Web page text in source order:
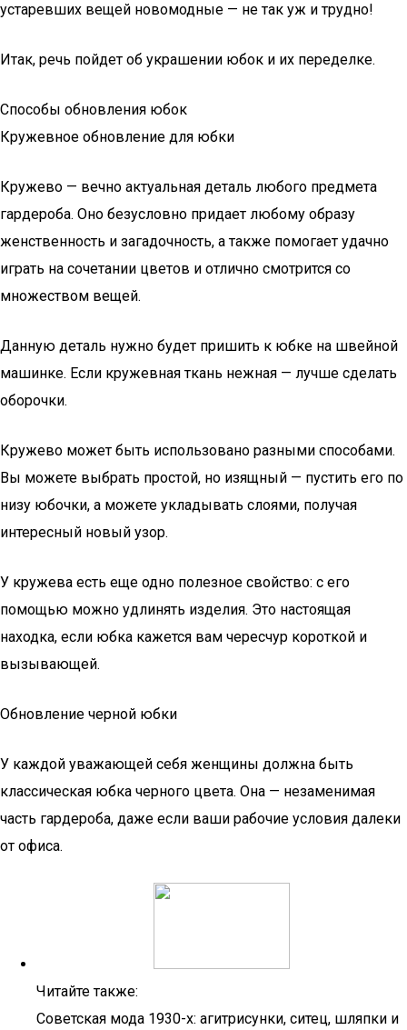
устаревших вещей новомодные — не так уж и трудно!
Итак, речь пойдет об украшении юбок и их переделке.
Способы обновления юбок
Кружевное обновление для юбки
Кружево — вечно актуальная деталь любого предмета
гардероба. Оно безусловно придает любому образу
женственность и загадочность, а также помогает удачно
играть на сочетании цветов и отлично смотрится со
множеством вещей.
Данную деталь нужно будет пришить к юбке на швейной
машинке. Если кружевная ткань нежная — лучше сделать
оборочки.
Кружево может быть использовано разными способами.
Вы можете выбрать простой, но изящный — пустить его по
низу юбочки, а можете укладывать слоями, получая
интересный новый узор.
У кружева есть еще одно полезное свойство: с его
помощью можно удлинять изделия. Это настоящая
находка, если юбка кажется вам чересчур короткой и
вызывающей.
Обновление черной юбки
У каждой уважающей себя женщины должна быть
классическая юбка черного цвета. Она — незаменимая
часть гардероба, даже если ваши рабочие условия далеки
от офиса.
Читайте также:
Советская мода 1930-х: агитрисунки, ситец, шляпки и